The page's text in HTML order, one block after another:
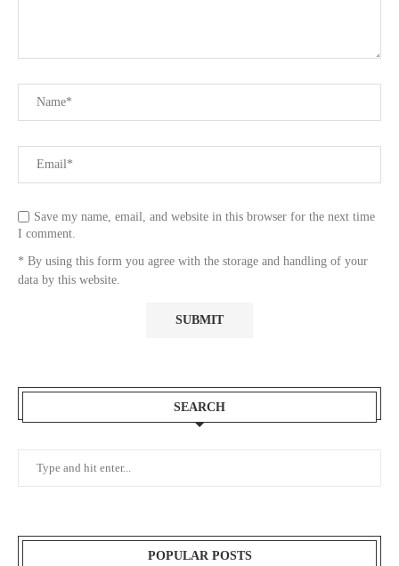
Save my name, email, and website in this browser for the next time
I comment.
* By using this form you agree with the storage and handling of your
data by this website.
SEARCH
POPULAR POSTS